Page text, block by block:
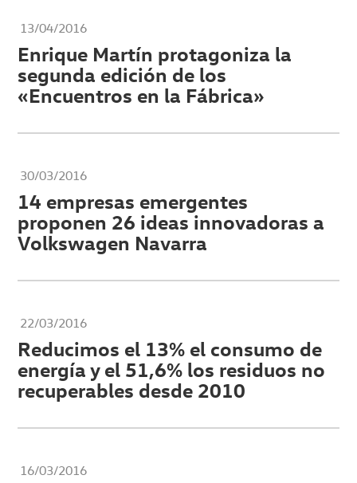
13/04/2016
Enrique Martín protagoniza la
segunda edición de los
«Encuentros en la Fábrica»
30/03/2016
14 empresas emergentes
proponen 26 ideas innovadoras a
Volkswagen Navarra
22/03/2016
Reducimos el 13% el consumo de
energía y el 51,6% los residuos no
recuperables desde 2010
16/03/2016